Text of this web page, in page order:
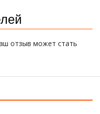
отзыв может стать